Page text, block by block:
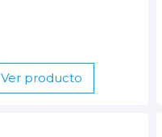
Ver producto